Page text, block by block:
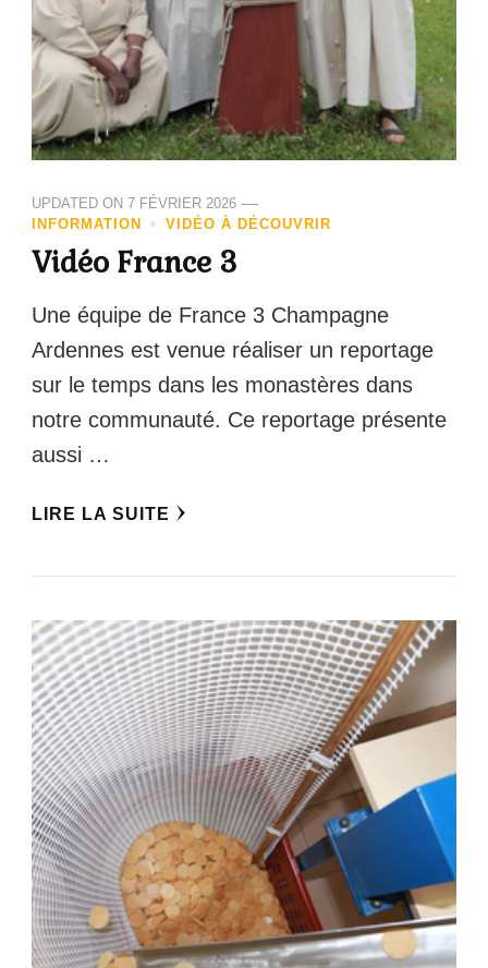
UPDATED ON 7 FÉVRIER 2026
INFORMATION
VIDÉO À DÉCOUVRIR
Vidéo France 3
Une équipe de France 3 Champagne
Ardennes est venue réaliser un reportage
sur le temps dans les monastères dans
notre communauté. Ce reportage présente
aussi …
LIRE LA SUITE